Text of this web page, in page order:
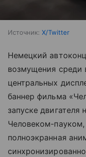
Источник: X/Twitter
Немецкий
возмущения среди
центральных
баннер фильма
запуске двигателя
Человеком-пауком,
полноэкранная